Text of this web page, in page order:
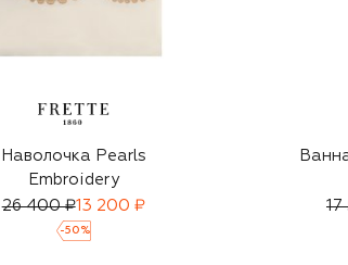
Наволочка Pearls
Embroidery
26 400 ₽13 200 ₽
-50 %